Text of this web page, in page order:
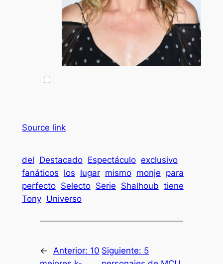
Source link
del Destacado Espectáculo exclusivo
fanáticos los lugar mismo monje para
perfecto Selecto Serie Shalhoub tiene
Tony Universo
← Anterior: 10 Siguiente: 5